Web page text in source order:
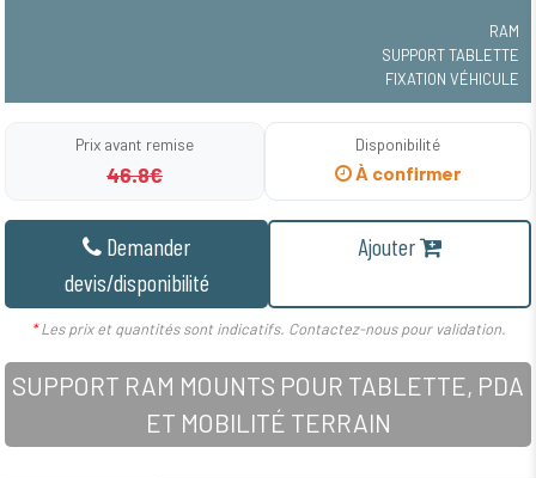
RAM
SUPPORT TABLETTE
FIXATION VÉHICULE
Prix avant remise
46.8€
Disponibilité
À confirmer
Demander
devis/disponibilité
Ajouter
*Les prix et quantités sont indicatifs. Contactez-nous pour validation.
SUPPORT RAM MOUNTS POUR TABLETTE, PDA
ET MOBILITÉ TERRAIN